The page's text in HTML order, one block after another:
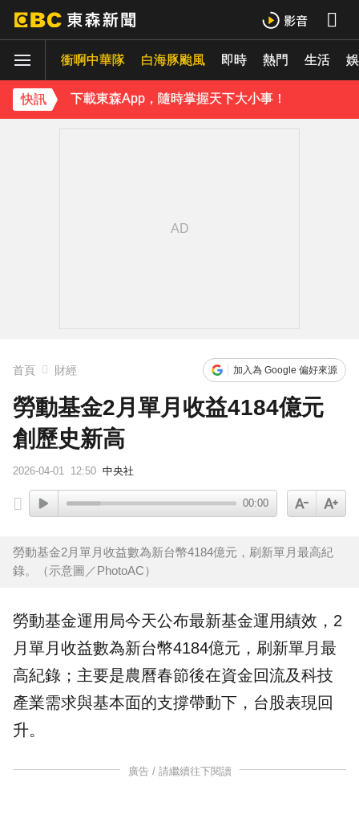
衝啊中華隊 白海豚颱風 即時 熱門 生活
快訊
下載東森App，隨時掌握天下大小事！
首頁 財經 加入為 Google 偏好來源
勞動基金2月單月收益4184億元
創歷史新高
2026-04-01 12:50 中央社
00:00
勞動基金2月單月收益數為新台幣4184億元，刷新單月最高紀
錄。（示意圖／PhotoAC）
勞動基金運用局今天公布最新基金運用績效 ，2
月單月 收益數為新台幣4184億元，刷新單月最
高紀錄；主要是農曆春節後在資金回流及科技
產業需求與基本面的支撐帶動下， 台股表現回
升。
廣告 / 請繼續往下閱讀